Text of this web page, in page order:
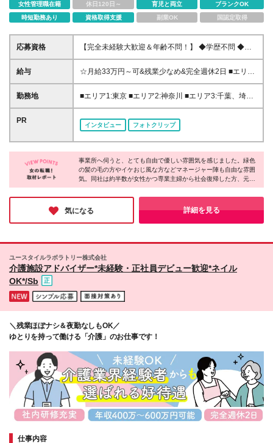
女性管理職在籍
休日120日～ 育児と両立
ブランクOK
時短勤務あり
資格取得支援 副業OK 国認定取得
応募資格
【完全未経験大歓迎＆年齢不問！】 ◆学歴不問 ◆第
二新卒、ブランク、無資格の方歓迎 ◆人柄重視の採
用 先輩の80％は未経験からスタートしています！ 学
【一部エリアは日勤のみの勤務も可能！】 日勤のみ
勤務の給与額は以下です。 募集エリアにより給与が
東京:月給29万円～30万円 神奈川:月給27万円～28万
越、静岡、岐阜、岡山:月給25万円～26万円 山形:月給
24万円～25万円
給与
☆月給33万円～可&残業少なめ&完全週休2日 ■エリア
1:月給33万円～45万円 ■エリア2:月給32万円～45万円
■エリア3:月給31万円～45万円 ■エリア4,5:月給30万
細欄をご確認下さい。 ※試用期間2カ月(同条件) ※残
住支援特別手当:月2万円(東京・神奈川一部) ■夜勤手
当:1回5千円(※月16回で8万) ・初期費用会社負担等の
移住支援、UIターン転勤希望者への1年間支援あり 全
す。 ITでムダを徹底削減し社員へ還元しています。
勤務地
■エリア1:東京 ■エリア2:神奈川 ■エリア3:千葉、埼
玉、愛知、大阪、兵庫 ■エリア4:滋賀、京都、広島、
福岡 ■エリア5:北海道、宮城、福島、茨城、栃木、群
馬、新潟、富山、山梨、長野、岐阜、静岡、三重、奈
良、和歌山、岡山、山口、香川、徳島、長崎 ■エリア
6:青森、岩手、秋田、山形、愛媛、高知、佐賀、熊
本、大分、宮崎、鹿児島、沖縄 ★転勤を伴う異動な
し ★基本的に直行直帰です。 ★希望によって配属を
決定致します。 ★上京・UIターン移住支援あり 神奈
に沖縄・宮崎・香川では積極採用中！ ★オープニン
グスタッフ募集もあり！ 詳細勤務地は、応募・選考
勤務地
PR
インタビュー フォトクリップ
事業所へ伺うと、とても自由で優しい雰囲気を感じました。緑色
の髪の毛の方やイケおじ風な方などマネージャー陣も自由な雰囲
気。同社は約半数が女性かつ専業主婦から社会復帰した方、元フ
リーターなど20～60代まで幅広い年代の方が活躍しています。一
人ひとり働き方を柔軟に調整したり、本人の適性や頑張りで昇
給・昇格を目指せる体制を整えたりと、長く働ける制度が充実！
未経験から理想のキャリアを叶えられるのが魅力です♪
気になる 詳細を見る
ユースタイルラボラトリー株式会社
介護施設アドバイザー*未経験・正社員デビュー歓迎*ネイル
OK*/Sb
＼残業ほぼナシ＆夜勤なしもOK／
ゆとりを持って働ける「介護」のお仕事です！
仕事内容